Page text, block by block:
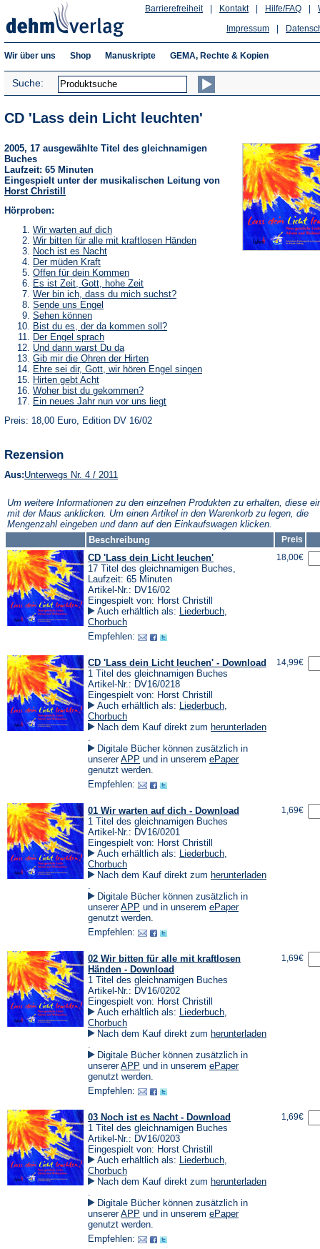
Hilfe/FAQ
Kontakt
Barrierefreiheit
Impressum
Wir über uns Shop Manuskripte GEMA, Rechte & Kopien
Suche:
CD 'Lass dein Licht leuchten'
2005, 17 ausgewählte Titel des gleichnamigen
Buches
Laufzeit: 65 Minuten
Eingespielt unter der musikalischen Leitung von
Horst Christill
Hörproben:
Wir warten auf dich(Öffnet
in
Tab)
Wir bitten für alle mit kraftlosen Händen(Öffnet
Noch ist es Nacht(Öffnet
einem
neuen
Tab)
Der müden Kraft(Öffnet
in
einem
neuen
Tab)
Offen für dein Kommen(Öffnet
in
einem
neuen
Es ist Zeit, Gott, hohe Zeit(Öffnet
in
Tab)
Wer bin ich, dass du mich suchst?(Öffnet
Sende uns Engel
einem
neuen
Tab)
Sehen können(Öffnet
in
einem
neuen
Tab)
Bist du es, der da kommen soll?(Öffnet
Tab)
Der Engel sprach(Öffnet
in
einem
neuen
Tab)
Und dann warst Du da(Öffnet
in
einem
neuen
Tab)
Gib mir die Ohren der Hirten(Öffnet
in
einem
Tab)
Ehre sei dir, Gott, wir hören Engel singen(Öffnet
Hirten gebt Acht(Öffnet
in
einem
neuen
Tab)
Woher bist du gekommen?(Öffnet
in
einem
neuen
Ein neues Jahr nun vor uns liegt(Öffnet
Preis: 18,00 Euro, Edition DV 16/02
Rezension
Aus:Unterwegs Nr. 4 / 2011
neuen
Tab)
Um weitere Informationen zu den einzelnen Produkten zu erhalten, diese
mit der Maus anklicken. Um einen Artikel in den Warenkorb zu legen, die
Mengenzahl eingeben und dann auf den Einkaufswagen klicken.
Beschreibung
Preis
CD 'Lass dein Licht leuchen'
17 Titel des gleichnamigen Buches,
Laufzeit: 65 Minuten
Artikel-Nr.: DV16/02
Eingespielt von: Horst Christill
Auch erhältlich als: Liederbuch,
Chorbuch
Empfehlen:
18,00€
CD 'Lass dein Licht leuchen' - Download
1 Titel des gleichnamigen Buches
Artikel-Nr.: DV16/0218
Eingespielt von: Horst Christill
Auch erhältlich als: Liederbuch,
Chorbuch
Nach dem Kauf direkt zum herunterladen
in
einem
neuen
Tab)
.
Digitale Bücher können zusätzlich in
unsererAPP (Öffnet
in
neuen
und in unserem ePaper(Öffnet
genutzt werden.
Empfehlen:
14,99€
01 Wir warten auf dich - Download
1 Titel des gleichnamigen Buches
Artikel-Nr.: DV16/0201
Eingespielt von: Horst Christill
Auch erhältlich als: Liederbuch,
Chorbuch
Nach dem Kauf direkt zum herunterladen
in
einem
neuen
Tab)
.
Digitale Bücher können zusätzlich in
unsererAPP (Öffnet
in
neuen
und in unserem ePaper(Öffnet
genutzt werden.
Empfehlen:
1,69€
02 Wir bitten für alle mit kraftlosen
Händen - Download
1 Titel des gleichnamigen Buches
Artikel-Nr.: DV16/0202
Eingespielt von: Horst Christill
Auch erhältlich als: Liederbuch,
Chorbuch
Nach dem Kauf direkt zum herunterladen
in
einem
neuen
Tab)
.
Digitale Bücher können zusätzlich in
unsererAPP (Öffnet
in
neuen
und in unserem ePaper(Öffnet
genutzt werden.
Empfehlen:
1,69€
03 Noch ist es Nacht - Download
1 Titel des gleichnamigen Buches
Artikel-Nr.: DV16/0203
Eingespielt von: Horst Christill
Auch erhältlich als: Liederbuch,
Chorbuch
Nach dem Kauf direkt zum herunterladen
in
einem
neuen
Tab)
.
Digitale Bücher können zusätzlich in
unsererAPP (Öffnet
in
neuen
und in unserem ePaper(Öffnet
genutzt werden.
Empfehlen:
1,69€